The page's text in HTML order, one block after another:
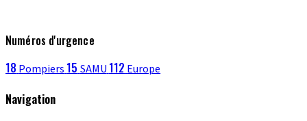
Numéros d'urgence
18 Pompiers 15 SAMU 112 Europe
Navigation